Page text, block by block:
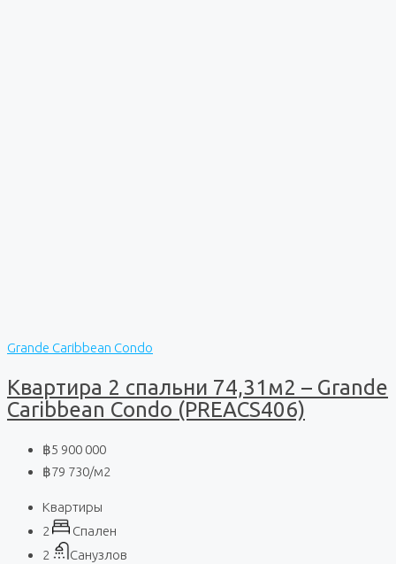
Grande Caribbean Condo
Квартира 2 спальни 74,31м2 – Grande
Caribbean Condo (PREACS406)
฿5 900 000
฿79 730/м2
Квартиры
2
Спален
2
Санузлов